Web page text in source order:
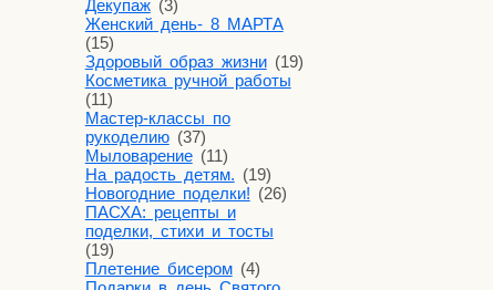
Декупаж(3)
Женский день- 8 МАРТА
(15)
Здоровый образ жизни(19)
Косметика ручной работы
(11)
Мастер-классы по
рукоделию(37)
Мыловарение(11)
На радость детям. (19)
Новогодние поделки! (26)
ПАСХА: рецепты и
поделки, стихи и тосты
(19)
Плетение бисером(4)